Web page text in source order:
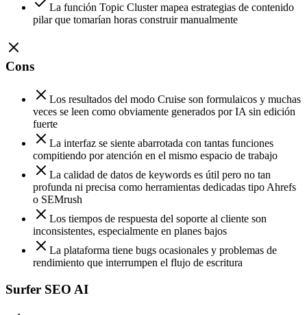
La función Topic Cluster mapea estrategias de contenido
pilar que tomarían horas construir manualmente
Cons
Los resultados del modo Cruise son formulaicos y muchas
veces se leen como obviamente generados por IA sin edición
fuerte
La interfaz se siente abarrotada con tantas funciones
compitiendo por atención en el mismo espacio de trabajo
La calidad de datos de keywords es útil pero no tan
profunda ni precisa como herramientas dedicadas tipo Ahrefs
o SEMrush
Los tiempos de respuesta del soporte al cliente son
inconsistentes, especialmente en planes bajos
La plataforma tiene bugs ocasionales y problemas de
rendimiento que interrumpen el flujo de escritura
Surfer SEO AI